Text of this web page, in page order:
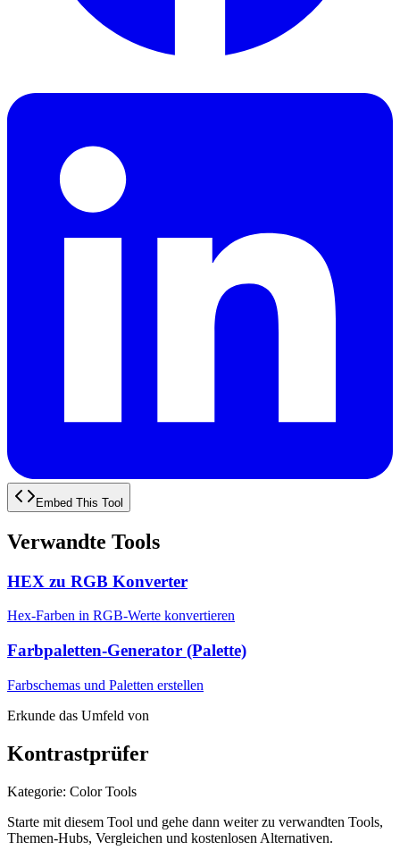
Embed This Tool
Verwandte Tools
HEX zu RGB Konverter
Hex-Farben in RGB-Werte konvertieren
Farbpaletten-Generator (Palette)
Farbschemas und Paletten erstellen
Erkunde das Umfeld von
Kontrastprüfer
Kategorie: Color Tools
Starte mit diesem Tool und gehe dann weiter zu verwandten Tools,
Themen-Hubs, Vergleichen und kostenlosen Alternativen.